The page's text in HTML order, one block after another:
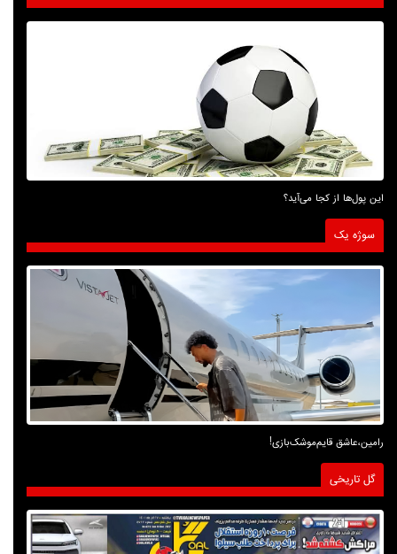
این پول‌ها از کجا می‌آید؟
سوژه یک
رامین،عاشق قایم‌موشک‌بازی!
گل تاریخی